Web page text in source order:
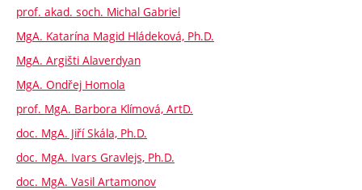
prof. akad. soch. Michal Gabriel
MgA. Katarína Magid Hládeková, Ph.D.
MgA. Argišti Alaverdyan
MgA. Ondřej Homola
prof. MgA. Barbora Klímová, ArtD.
doc. MgA. Jiří Skála, Ph.D.
doc. MgA. Ivars Gravlejs, Ph.D.
doc. MgA. Vasil Artamonov